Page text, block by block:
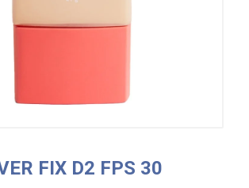
FIX D2 FPS 30